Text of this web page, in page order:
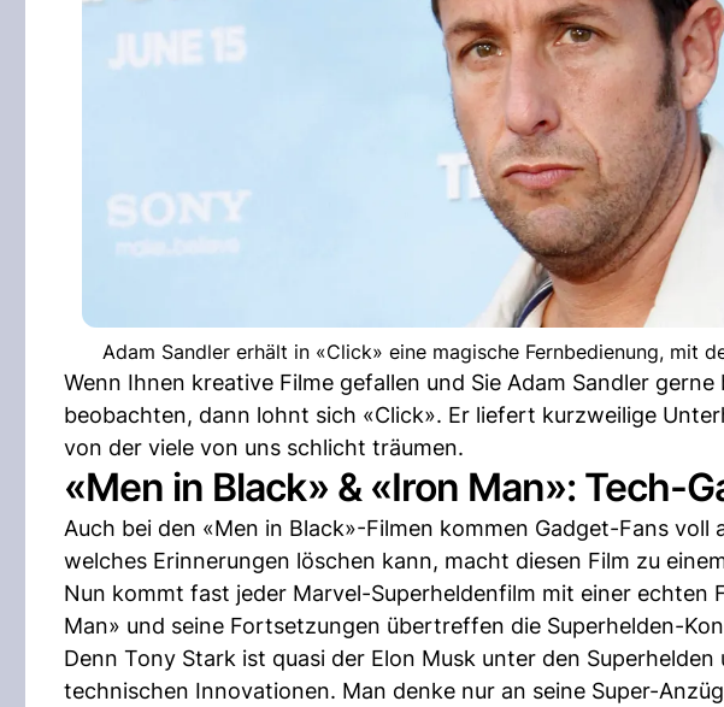
Adam Sandler erhält in «Click» eine magische Fernbedienung, mit
Wenn Ihnen kreative Filme gefallen und Sie Adam Sandler
beobachten, dann lohnt sich «Click». Er liefert kurzweilige
von der viele von uns schlicht träumen.
«Men in Black» & «Iron Man»: Tech-
Auch bei den «Men in Black»-Filmen kommen Gadget-Fans voll
welches Erinnerungen löschen kann, macht diesen Film zu
Nun kommt fast jeder Marvel-Superheldenfilm mit einer echten
Man» und seine Fortsetzungen übertreffen die Superhelden-
Denn Tony Stark ist quasi der Elon Musk unter den
technischen Innovationen. Man denke nur an seine Super-